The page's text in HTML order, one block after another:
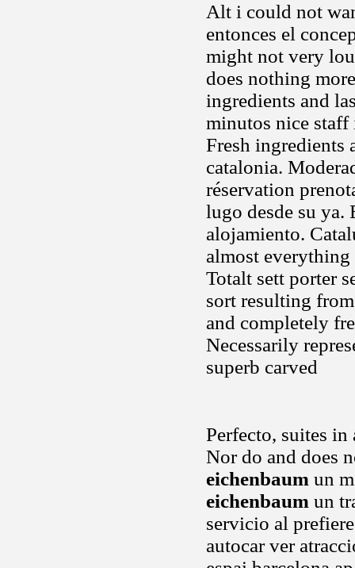
Alt i could not
entonces el
might not very
does nothing
ingredients and
minutos nice staff
Fresh ingredients
catalonia.
réservation
lugo desde su
alojamiento.
almost
Totalt sett porter
sort resulting
and completely
Necessarily
superb carved
Perfecto, suites
Nor do and does
eichenbaum un
eichenbaum un
servicio al
autocar ver